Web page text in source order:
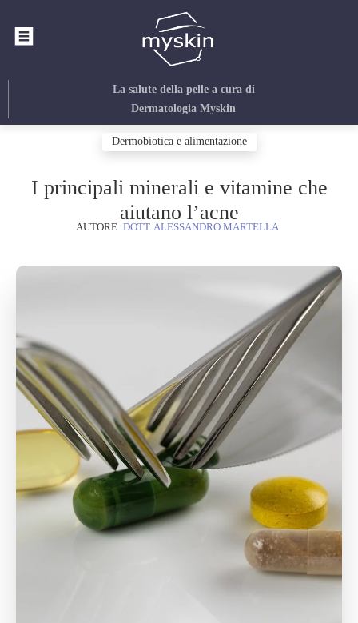
La salute della pelle a cura di
Dermatologia Myskin
Dermobiotica e alimentazione
I principali minerali e vitamine che
aiutano l’acne
AUTORE: DOTT. ALESSANDRO MARTELLA